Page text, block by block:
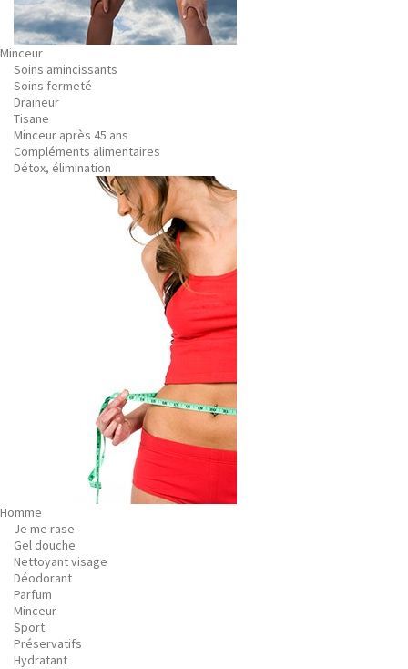
Minceur
Soins amincissants
Soins fermeté
Draineur
Tisane
Minceur après 45 ans
Compléments alimentaires
Détox, élimination
Homme
Je me rase
Gel douche
Nettoyant visage
Déodorant
Parfum
Minceur
Sport
Préservatifs
Hydratant